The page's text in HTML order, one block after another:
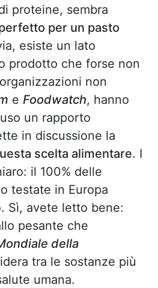
proteine, sembra
per un pasto
esiste un lato
prodotto che forse non
non
e Foodwatch, hanno
un rapporto
in discussione la
scelta alimentare. I
il 100% delle
testate in Europa
Sì, avete letto bene:
pesante che
della
tra le sostanze più
umana.